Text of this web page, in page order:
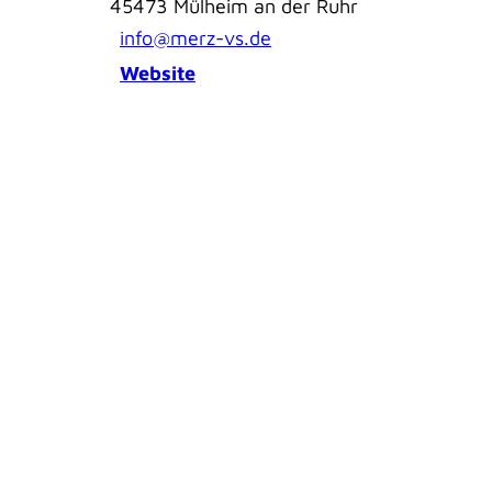
45473 Mülheim an der Ruhr
info@merz-vs.de
Website